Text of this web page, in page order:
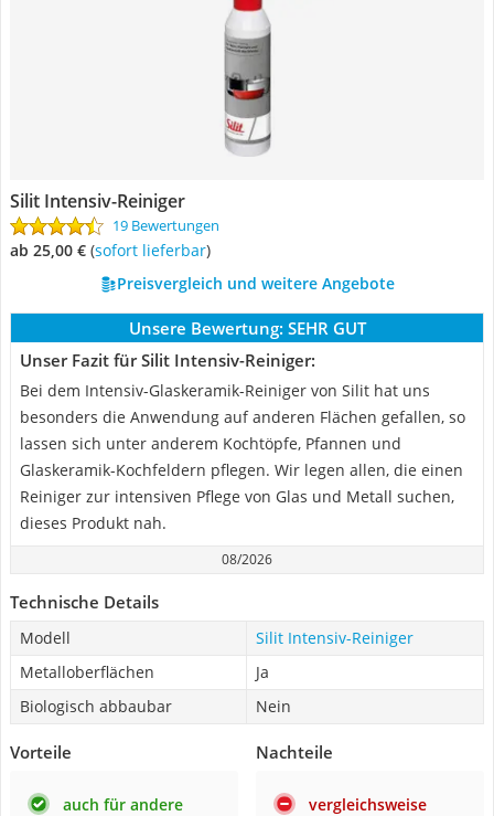
Silit Intensiv-Reiniger
19 Bewertungen
ab 25,00 € ( Sofort lieferbar)
Preisvergleich und weitere Angebote
Unsere Bewertung: SEHR GUT
Unser Fazit für Silit Intensiv-Reiniger:
Bei dem Intensiv-Glaskeramik-Reiniger von Silit hat uns
besonders die Anwendung auf anderen Flächen gefallen, so
lassen sich unter anderem Kochtöpfe, Pfannen und
Glaskeramik-Kochfeldern pflegen. Wir legen allen, die einen
Reiniger zur intensiven Pflege von Glas und Metall suchen,
dieses Produkt nah.
08/2026
Technische Details
Modell
Silit Intensiv-Reiniger
Metalloberflächen
Ja
Biologisch abbaubar
Nein
Vorteile
auch für andere
Nachteile
vergleichsweise